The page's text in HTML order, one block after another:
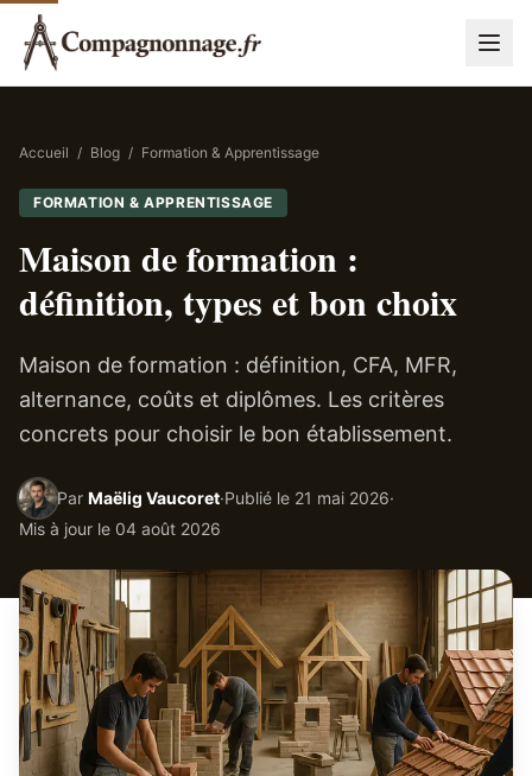
Accueil / Blog / Formation & Apprentissage
FORMATION & APPRENTISSAGE
Maison de formation :
définition, types et bon choix
Maison de formation : définition, CFA, MFR,
alternance, coûts et diplômes. Les critères
concrets pour choisir le bon établissement.
Par Maëlig Vaucoret·Publié le 21 mai 2026·
Mis à jour le 04 août 2026